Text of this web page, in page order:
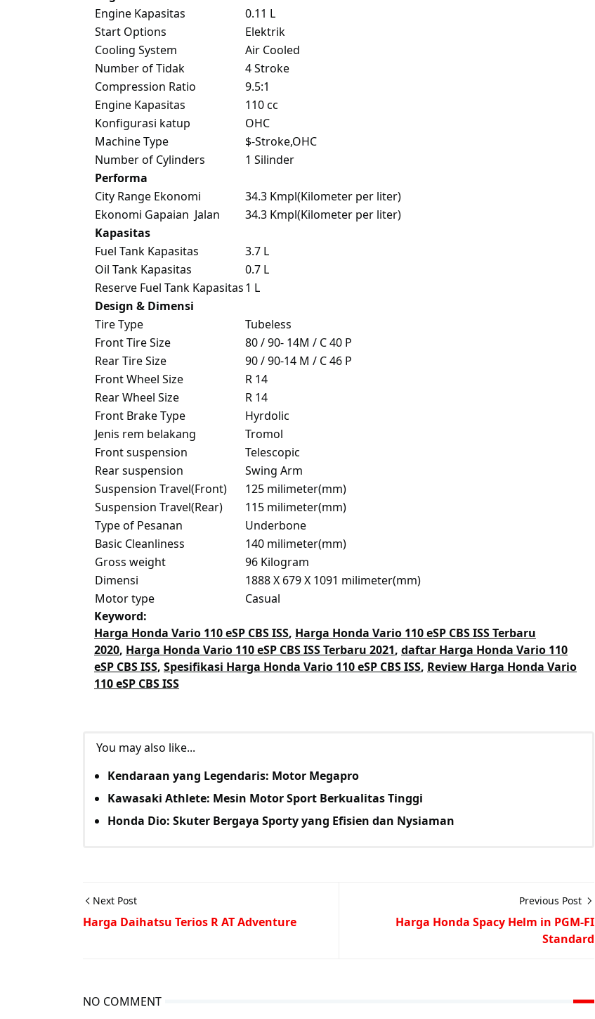
Engine Kapasitas
0.11 L
Start Options
Elektrik
Cooling System
Air Cooled
Number of Tidak
4 Stroke
Compression Ratio
9.5:1
Engine Kapasitas
110 cc
Konfigurasi katup
OHC
Machine Type
$-Stroke,OHC
Number of Cylinders
1 Silinder
Performa
City Range Ekonomi
34.3 Kmpl(Kilometer per liter)
Ekonomi Gapaian Jalan
34.3 Kmpl(Kilometer per liter)
Kapasitas
Fuel Tank Kapasitas
3.7 L
Oil Tank Kapasitas
0.7 L
Reserve Fuel Tank Kapasitas1 L
Design & Dimensi
Tire Type
Tubeless
Front Tire Size
80 / 90- 14M / C 40 P
Rear Tire Size
90 / 90-14 M / C 46 P
Front Wheel Size
R 14
Rear Wheel Size
R 14
Front Brake Type
Hyrdolic
Jenis rem belakang
Tromol
Front suspension
Telescopic
Rear suspension
Swing Arm
Suspension Travel(Front)
125 milimeter(mm)
Suspension Travel(Rear)
115 milimeter(mm)
Type of Pesanan
Underbone
Basic Cleanliness
140 milimeter(mm)
Gross weight
96 Kilogram
Dimensi
1888 X 679 X 1091 milimeter(mm)
Motor type
Casual
Keyword:
Harga Honda Vario 110 eSP CBS ISS, Harga Honda Vario 110 eSP CBS ISS Terbaru
2020, Harga Honda Vario 110 eSP CBS ISS Terbaru 2021, daftar Harga Honda Vario 110
eSP CBS ISS, Spesifikasi Harga Honda Vario 110 eSP CBS ISS, Review Harga Honda Vario
110 eSP CBS ISS
You may also like...
Kendaraan yang Legendaris: Motor Megapro
Kawasaki Athlete: Mesin Motor Sport Berkualitas Tinggi
Honda Dio: Skuter Bergaya Sporty yang Efisien dan Nysiaman
Next Post
Harga Daihatsu Terios R AT Adventure
Previous Post
Harga Honda Spacy Helm in PGM-FI
Standard
NO COMMENT